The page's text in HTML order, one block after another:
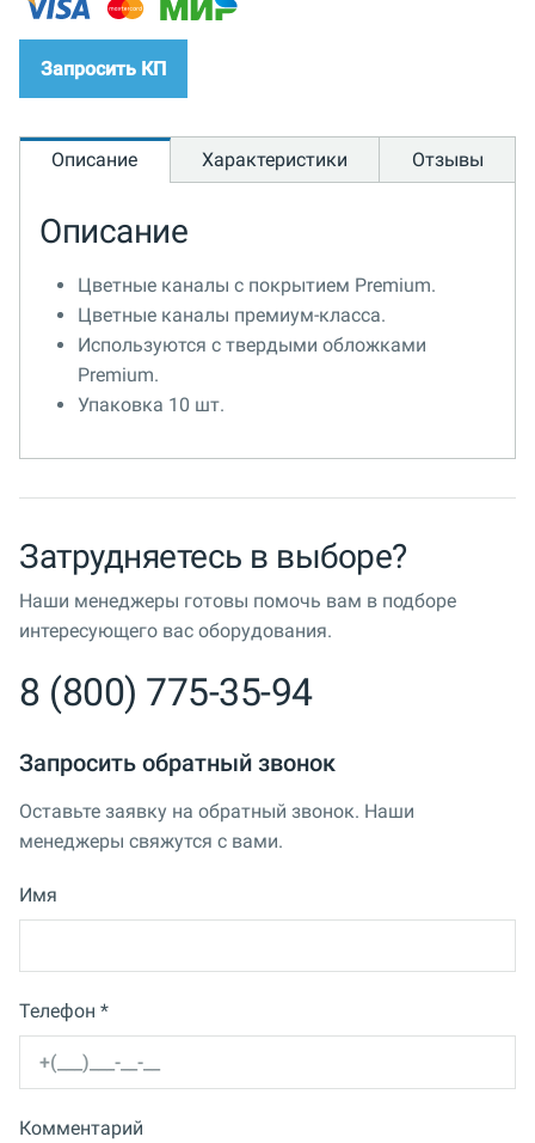
Запросить КП
Описание Характеристики Отзывы
Описание
Цветные каналы с покрытием Premium.
Цветные каналы премиум-класса.
Используются с твердыми обложками
Premium.
Упаковка 10 шт.
Затрудняетесь в выборе?
Наши менеджеры готовы помочь вам в подборе
интересующего вас оборудования.
8 (800) 775-35-94
Запросить обратный звонок
Оставьте заявку на обратный звонок. Наши
менеджеры свяжутся с вами.
Имя
Телефон *
Комментарий